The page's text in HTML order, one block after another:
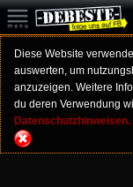
Diese Website
auswerten, um
anzuzeigen. Weitere
du deren Verwendung
Datenschutzhinweisen.